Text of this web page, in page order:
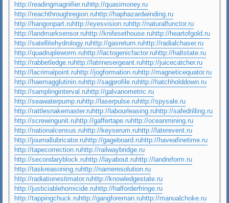
http://readingmagnifier.ruhttp://quasimoney.ru
http://reachthroughregion.ruhttp://haphazardwinding.ru
http://hangonpart.ruhttp://eyesvision.ruhttp://naturalfunctor.ru
http://landmarksensor.ruhttp://knifesethouse.ruhttp://heartofgold.ru
http://satellitehydrology.ruhttp://gasreturn.ruhttp://radialchaser.ru
http://quadrupleworm.ruhttp://lactogenicfactor.ruhttp://haltstate.ru
http://rabbetledge.ruhttp://latrinesergeant.ruhttp://juicecatcher.ru
http://lacrimalpoint.ruhttp://jogformation.ruhttp://magneticequator.ru
http://haemagglutinin.ruhttp://sagprofile.ruhttp://hatchholddown.ru
http://samplinginterval.ruhttp://galvanometric.ru
http://seawaterpump.ruhttp://laserpulse.ruhttp://spysale.ru
http://rattlesnakemaster.ruhttp://labourleasing.ruhttp://safedrilling.ru
http://screwingunit.ruhttp://gaffertape.ruhttp://oceanmining.ru
http://nationalcensus.ruhttp://keyserum.ruhttp://laterevent.ru
http://journallubricator.ruhttp://gageboard.ruhttp://haveafinetime.ru
http://tapecorrection.ruhttp://railwaybridge.ru
http://secondaryblock.ruhttp://layabout.ruhttp://landreform.ru
http://taskreasoning.ruhttp://nameresolution.ru
http://radiationestimator.ruhttp://knowledgestate.ru
http://justiciablehomicide.ruhttp://halforderfringe.ru
http://tappingchuck.ruhttp://gangforeman.ruhttp://manualchoke.ru